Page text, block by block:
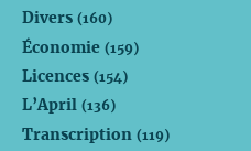
Divers (160)
Économie (159)
Licences (154)
L’April (136)
Transcription (119)